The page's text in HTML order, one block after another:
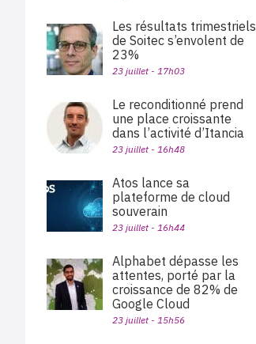
Les résultats trimestriels
de Soitec s’envolent de
23%
23 juillet - 17h03
Le reconditionné prend
une place croissante
dans l’activité d’Itancia
23 juillet - 16h48
Atos lance sa
plateforme de cloud
souverain
23 juillet - 16h44
Alphabet dépasse les
attentes, porté par la
croissance de 82% de
Google Cloud
23 juillet - 15h56